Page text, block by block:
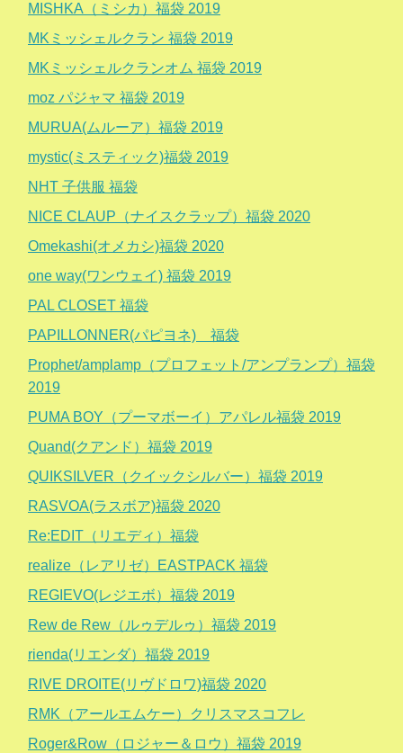
MISHKA（ミシカ）福袋 2019
MKミッシェルクラン 福袋 2019
MKミッシェルクランオム 福袋 2019
moz パジャマ 福袋 2019
MURUA(ムルーア）福袋 2019
mystic(ミスティック)福袋 2019
NHT 子供服 福袋
NICE CLAUP（ナイスクラップ）福袋 2020
Omekashi(オメカシ)福袋 2020
one way(ワンウェイ) 福袋 2019
PAL CLOSET 福袋
PAPILLONNER(パピヨネ) 福袋
Prophet/amplamp（プロフェット/アンプランプ）福袋
2019
PUMA BOY（プーマボーイ）アパレル福袋 2019
Quand(クアンド）福袋 2019
QUIKSILVER（クイックシルバー）福袋 2019
RASVOA(ラスボア)福袋 2020
Re:EDIT（リエディ）福袋
realize（レアリゼ）EASTPACK 福袋
REGIEVO(レジエボ）福袋 2019
Rew de Rew（ルゥデルゥ）福袋 2019
rienda(リエンダ）福袋 2019
RIVE DROITE(リヴドロワ)福袋 2020
RMK（アールエムケー）クリスマスコフレ
Roger&Row（ロジャー＆ロウ）福袋 2019